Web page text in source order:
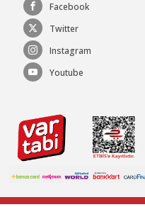
Facebook
Twitter
Instagram
Youtube